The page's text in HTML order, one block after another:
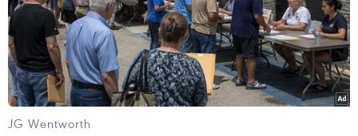
JG Wentworth